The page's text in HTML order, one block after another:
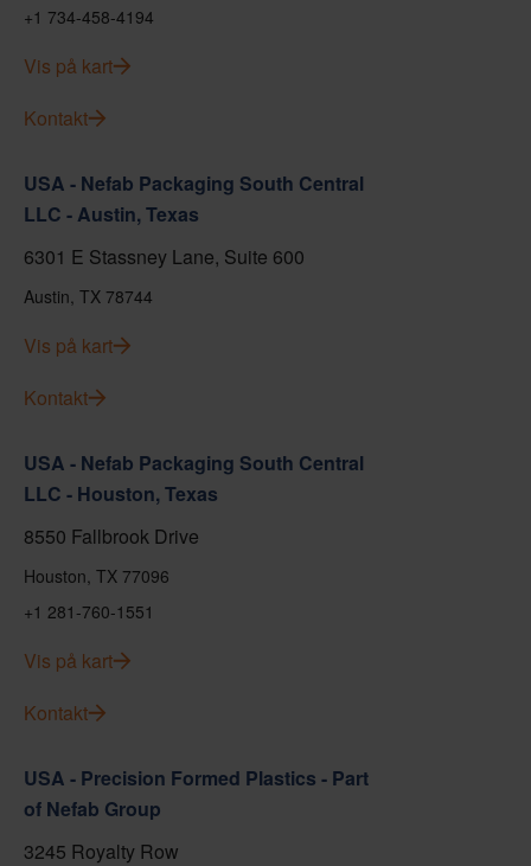
+1 734-458-4194
Vis på kart
Kontakt
USA - Nefab Packaging South Central
LLC - Austin, Texas
6301 E Stassney Lane, Suite 600
Austin, TX 78744
Vis på kart
Kontakt
USA - Nefab Packaging South Central
LLC - Houston, Texas
8550 Fallbrook Drive
Houston, TX 77096
+1 281-760-1551
Vis på kart
Kontakt
USA - Precision Formed Plastics - Part
of Nefab Group
3245 Royalty Row